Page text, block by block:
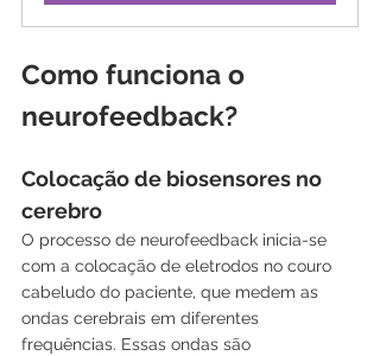
Como funciona o
neurofeedback?
Colocação de biosensores no
cerebro
O processo de neurofeedback inicia-se
com a colocação de eletrodos no couro
cabeludo do paciente, que medem as
ondas cerebrais em diferentes
frequências. Essas ondas são